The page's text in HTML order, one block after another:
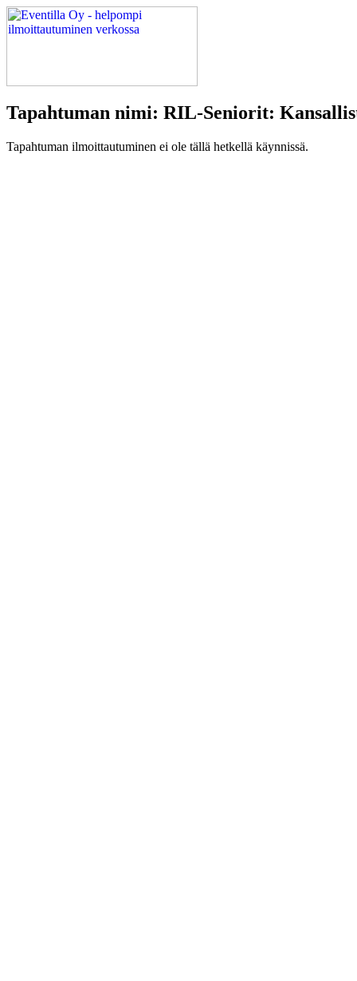
Tapahtuman nimi: RIL-Seniorit:
Tapahtuman ilmoittautuminen ei ole tällä hetkellä käynnissä.